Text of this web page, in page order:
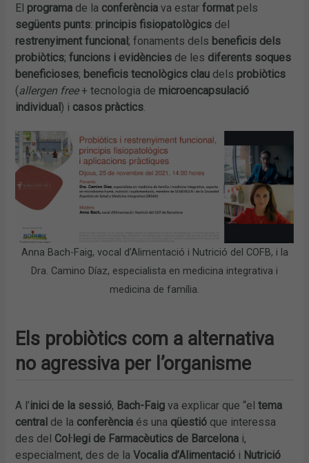
El programa de la conferència va estarformatpels
següents punts: principis fisiopatològics del
restrenyiment funcional; fonaments dels beneficis dels
probiòtics;funcions i evidències de les diferents soques
beneficioses; beneficis tecnològics clau dels probiòtics
(allergen free+ tecnologia de microencapsulació
individual) i casos pràctics
Anna Bach-Faig, vocal d’Alimentació i Nutrició del COFB, i la
Dra. Camino Díaz, especialista en medicina integrativa i
medicina de família.
Els probiòtics com a alternativa
no agressiva per l’organisme
A l’inici de la sessió, Bach-Faig va explicar que “el tema
central de la conferència és una qüestió que interessa
des del Col·legi de Farmacèutics de Barcelona i,
especialment, des de laVocalia d’Alimentació i Nutrició